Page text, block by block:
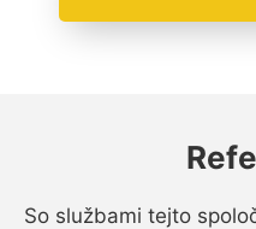
So službami tejto